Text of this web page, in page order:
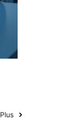
Plus